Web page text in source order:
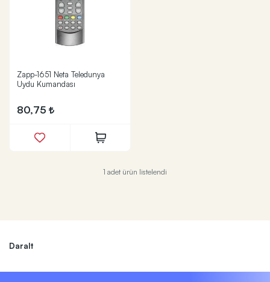
Zapp-1651 Neta Teledunya
Uydu Kumandası
80,75
1 adet ürün listelendi
Daralt